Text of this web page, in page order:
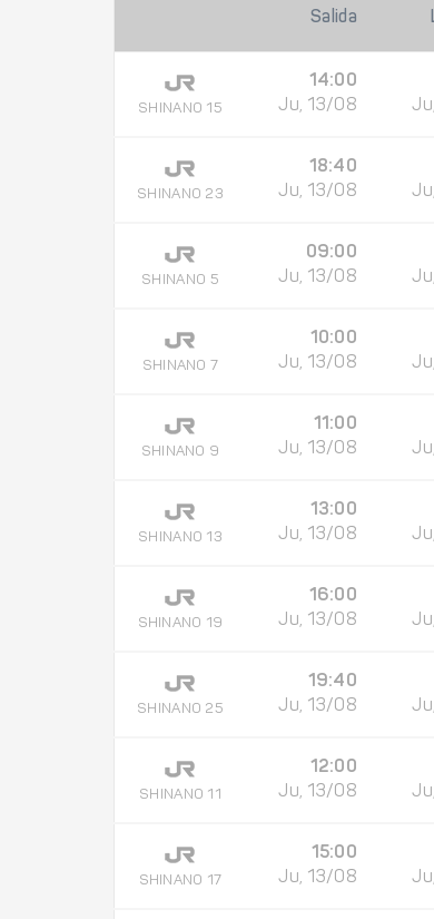
Salida
SHINANO 15
14:00
Ju, 13/08
SHINANO 23
18:40
Ju, 13/08
SHINANO 5
09:00
Ju, 13/08
SHINANO 7
10:00
Ju, 13/08
SHINANO 9
11:00
Ju, 13/08
SHINANO 13
13:00
Ju, 13/08
SHINANO 19
16:00
Ju, 13/08
SHINANO 25
19:40
Ju, 13/08
SHINANO 11
12:00
Ju, 13/08
SHINANO 17
15:00
Ju, 13/08